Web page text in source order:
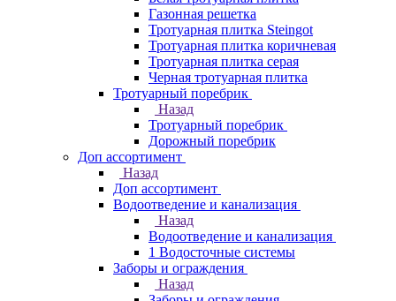
Газонная решетка
Тротуарная плитка Steingot
Тротуарная плитка коричневая
Тротуарная плитка серая
Черная тротуарная плитка
Тротуарный поребрик
Назад
Тротуарный поребрик
Дорожный поребрик
Доп ассортимент
Назад
Доп ассортимент
Водоотведение и канализация
Назад
Водоотведение и канализация
1 Водосточные системы
Заборы и ограждения
Назад